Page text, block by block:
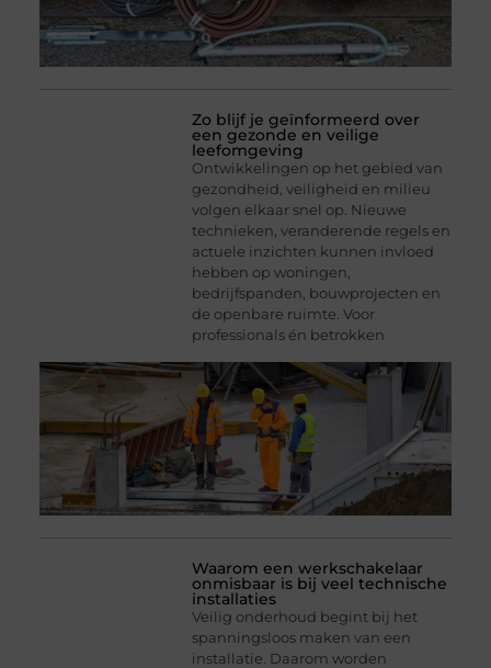
Zo blijf je geïnformeerd over
een gezonde en veilige
leefomgeving
Ontwikkelingen op het gebied van
gezondheid, veiligheid en milieu
volgen elkaar snel op. Nieuwe
technieken, veranderende regels en
actuele inzichten kunnen invloed
hebben op woningen,
bedrijfspanden, bouwprojecten en
de openbare ruimte. Voor
professionals én betrokken
Waarom een werkschakelaar
onmisbaar is bij veel technische
installaties
Veilig onderhoud begint bij het
spanningsloos maken van een
installatie. Daarom worden